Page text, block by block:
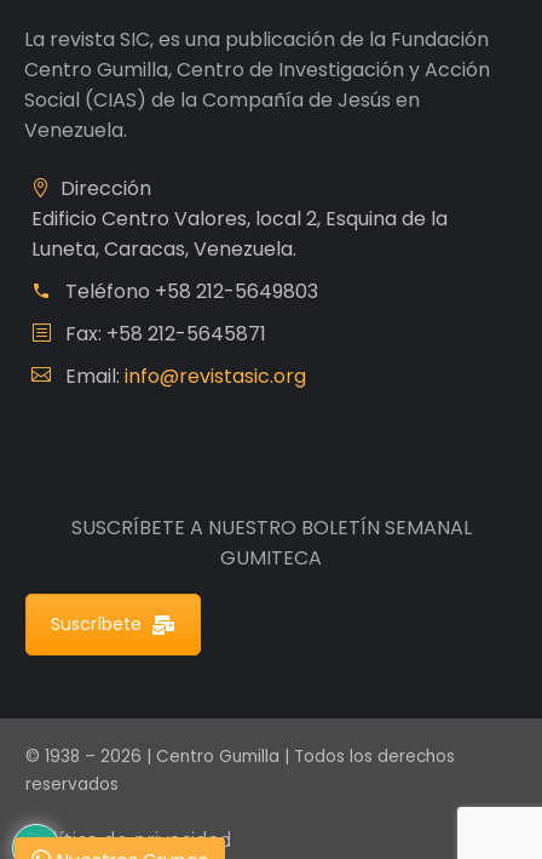
La revista SIC, es una publicación de la Fundación
Centro Gumilla, Centro de Investigación y Acción
Social (CIAS) de la Compañía de Jesús en
Venezuela.
Dirección
Edificio Centro Valores, local 2, Esquina de la
Luneta, Caracas, Venezuela.
Teléfono +58 212-5649803
Fax: +58 212-5645871
Email: info@revistasic.org
SUSCRÍBETE A NUESTRO BOLETÍN SEMANAL
GUMITECA
Suscríbete
© 1938 – 2026 | Centro Gumilla | Todos los derechos
reservados
Política de privacidad